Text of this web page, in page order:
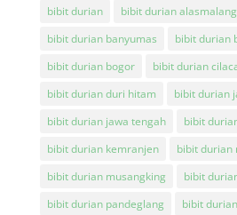
bibit durian bibit durian alasmalang
bibit durian banyumas
bibit durian
bibit durian bogor
bibit durian
bibit durian duri hitam
bibit durian
bibit durian jawa tengah
bibit
bibit durian kemranjen
bibit durian
bibit durian musangking
bibit
bibit durian pandeglang
bibit